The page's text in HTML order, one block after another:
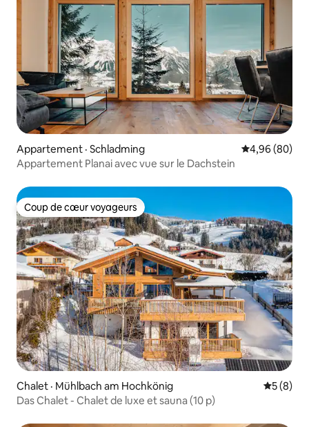
Appartement · Schladming Note
4,96 (80)
Appartement Planai avec vue sur le Dachstein
Coup de cœur voyageurs
Coup de cœur voyageurs
Chalet · Mühlbach am Hochkönig Note
5 (8)
Das Chalet - Chalet de luxe et sauna (10 p)